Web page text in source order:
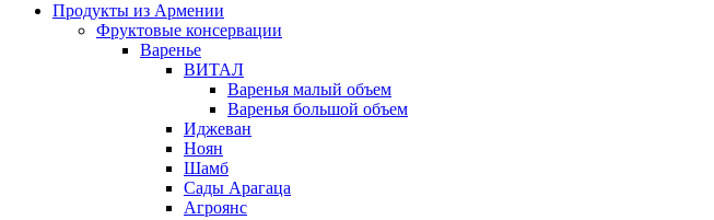
Продукты из Армении
Фруктовые консервации
Варенье
ВИТАЛ
Варенья малый объем
Варенья большой объем
Иджеван
Ноян
Шамб
Сады Арагаца
Агроянс